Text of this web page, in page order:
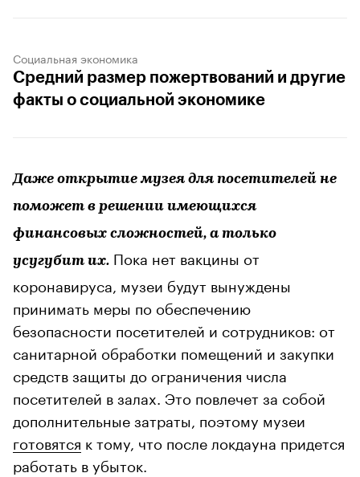
Социальная экономика
Средний размер пожертвований и другие
факты о социальной экономике
Даже открытие музея для посетителей не
поможет в решении имеющихся
финансовых сложностей, а только
усугубит их. Пока нет вакцины от
коронавируса, музеи будут вынуждены
принимать меры по обеспечению
безопасности посетителей и сотрудников: от
санитарной обработки помещений и закупки
средств защиты до ограничения числа
посетителей в залах. Это повлечет за собой
дополнительные затраты, поэтому музеи
готовятся к тому, что после локдауна придется
работать в убыток.